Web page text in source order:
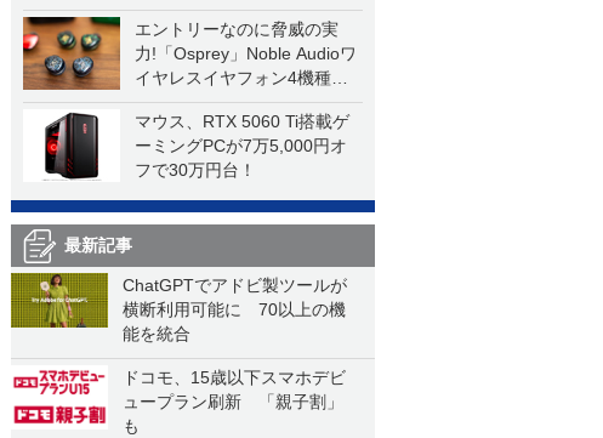
エントリーなのに脅威の実
力!「Osprey」Noble Audioワ
イヤレスイヤフォン4機種を
一気に聴く
マウス、RTX 5060 Ti搭載ゲ
ーミングPCが7万5,000円オ
フで30万円台！
最新記事
ChatGPTでアドビ製ツールが
横断利用可能に 70以上の機
能を統合
ドコモ、15歳以下スマホデビ
ュープラン刷新 「親子割」
も